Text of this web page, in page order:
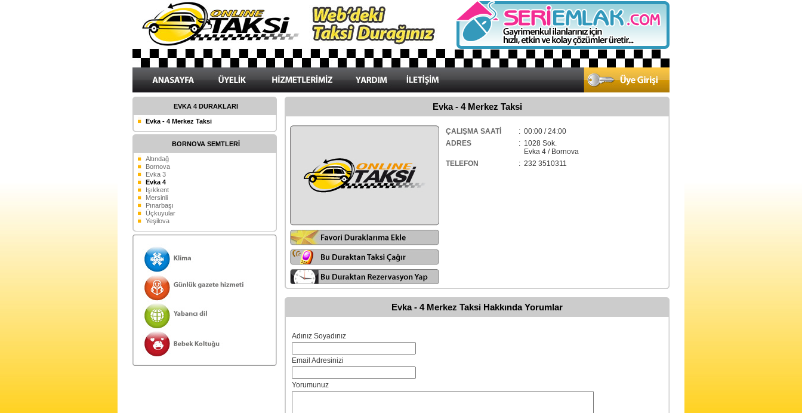
EVKA 4 DURAKLARI
Evka - 4 Merkez Taksi
BORNOVA SEMTLERİ
Altındağ
Bornova
Evka 3
Evka 4
Işıkkent
Mersinli
Pınarbaşı
Üçkuyular
Yeşilova
Evka - 4 Merkez Taksi
ÇALIŞMA SAATİ
: 00:00 / 24:00
ADRES
: 1028 Sok.
Evka 4 / Bornova
TELEFON
: 232 3510311
Evka - 4 Merkez Taksi Hakkında Yorumlar
Adınız Soyadınız
Email Adresinizi
Yorumunuz